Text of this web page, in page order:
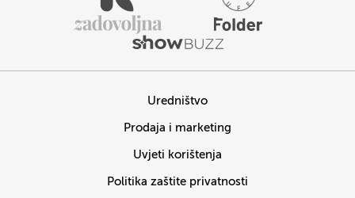
Uredništvo
Prodaja i marketing
Uvjeti korištenja
Politika zaštite privatnosti